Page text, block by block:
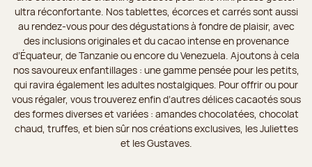
ultra réconfortante. Nos tablettes, écorces et carrés sont aussi
au rendez-vous pour des dégustations à fondre de plaisir, avec
des inclusions originales et du cacao intense en provenance
d’Équateur, de Tanzanie ou encore du Venezuela. Ajoutons à cela
nos savoureux enfantillages : une gamme pensée pour les petits,
qui ravira également les adultes nostalgiques. Pour offrir ou pour
vous régaler, vous trouverez enfin d’autres délices cacaotés sous
des formes diverses et variées : amandes chocolatées, chocolat
chaud, truffes, et bien sûr nos créations exclusives, les Juliettes
et les Gustaves.